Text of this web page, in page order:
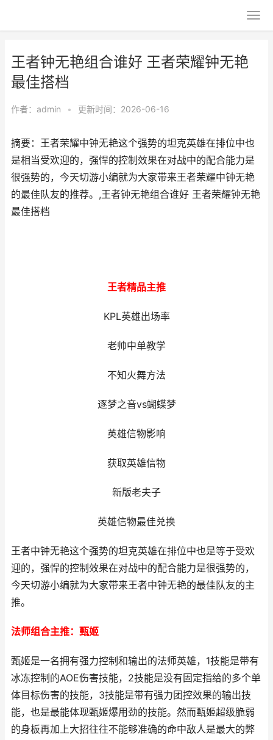
王者钟无艳组合谁好 王者荣耀钟无艳
最佳搭档
作者： admin • 更新时间：2026-06-16
摘要：王者荣耀中钟无艳这个强势的坦克英雄在排位中也
是相当受欢迎的，强悍的控制效果在对战中的配合能力是
很强势的，今天切游小编就为大家带来王者荣耀中钟无艳
的最佳队友的推荐。,王者钟无艳组合谁好 王者荣耀钟无艳
最佳搭档
王者精品主推
KPL英雄出场率
老帅中单教学
不知火舞方法
逐梦之音vs蝴蝶梦
英雄信物影响
获取英雄信物
新版老夫子
英雄信物最佳兑换
王者中钟无艳这个强势的坦克英雄在排位中也是等于受欢
迎的，强悍的控制效果在对战中的配合能力是很强势的，
今天切游小编就为大家带来王者中钟无艳的最佳队友的主
推。
法师组合主推：甄姬
甄姬是一名拥有强力控制和输出的法师英雄，1技能是带有
冰冻控制的AOE伤害技能，2技能是没有固定指给的多个单
体目标伤害的技能，3技能是带有强力团控效果的输出技
能，也是最能体现甄姬爆用劲的技能。然而甄姬超级脆弱
的身板再加上大招往往不能够准确的命中敌人是最大的弊